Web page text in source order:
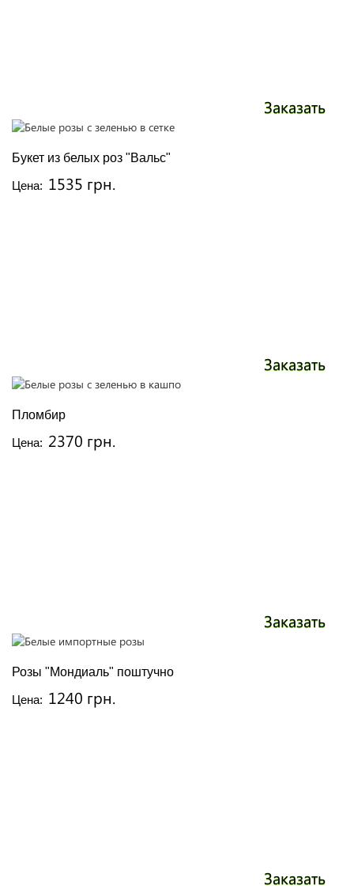
Заказать
Букет из белых роз "Вальс"
Цена: 1535 грн.
Заказать
Пломбир
Цена: 2370 грн.
Заказать
Розы "Мондиаль" поштучно
Цена: 1240 грн.
Заказать